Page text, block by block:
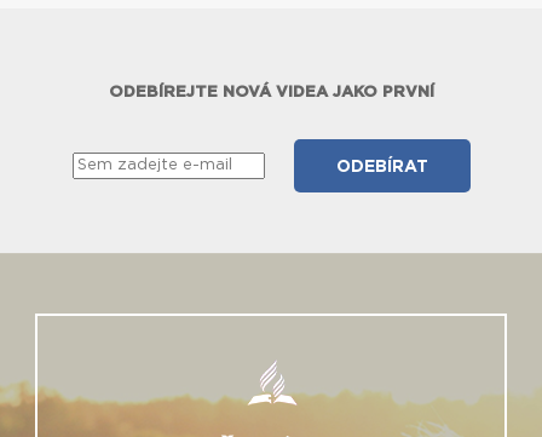
ODEBÍREJTE NOVÁ VIDEA JAKO PRVNÍ